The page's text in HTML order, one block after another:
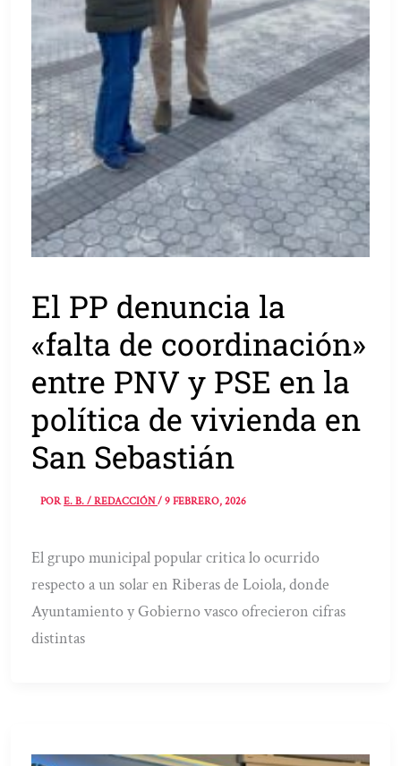
El PP denuncia la
«falta de coordinación»
entre PNV y PSE en la
política de vivienda en
San Sebastián
PORE. B. / REDACCIÓN/9 FEBRERO, 2026
El grupo municipal popular critica lo ocurrido
respecto a un solar en Riberas de Loiola, donde
Ayuntamiento y Gobierno vasco ofrecieron cifras
distintas